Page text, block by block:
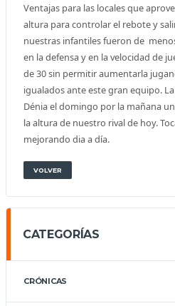
Ventajas para las locales que
altura para controlar el rebote y
nuestras infantiles fueron de
en la defensa y en la velocidad de
de 30 sin permitir aumentarla
igualados ante este gran equipo.
Dénia el domingo por la mañana
la altura de nuestro rival de hoy.
mejorando dia a día.
VOLVER
CATEGORÍAS
CRÓNICAS